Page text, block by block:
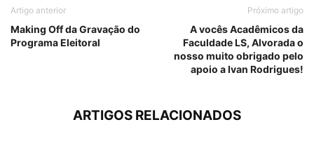
Artigo anterior
Making Off da Gravação do
Programa Eleitoral
Próximo artigo
A vocês Acadêmicos da
Faculdade LS, Alvorada o
nosso muito obrigado pelo
apoio a Ivan Rodrigues!
ARTIGOS RELACIONADOS